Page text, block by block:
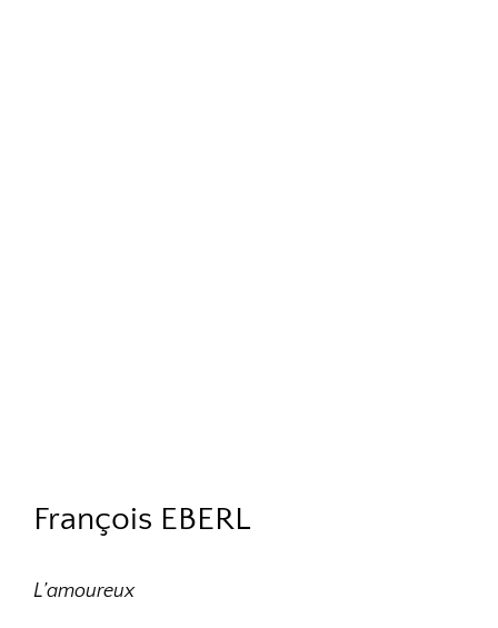
François EBERL
L’amoureux